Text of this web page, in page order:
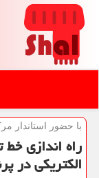
با حضور استاندار
راه اندازی
الكتریكی در